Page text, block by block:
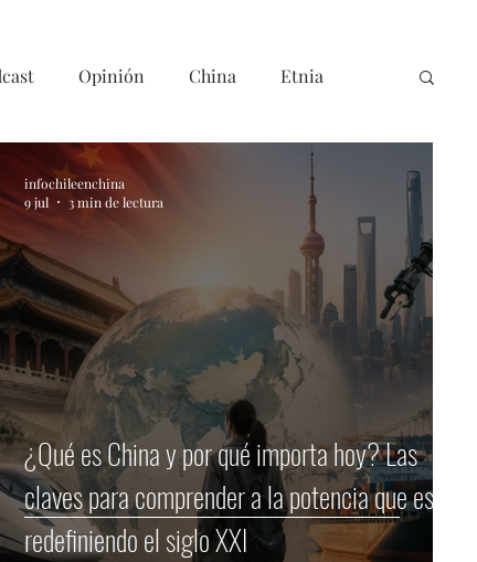
Opinión China Etnia
¿Qué es China y por qué importa hoy? Las
claves para comprender a la potencia que está
redefiniendo el siglo XXI
infochileenchina
9 jul
3 min de lectura